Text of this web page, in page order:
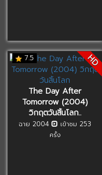
7.5 HD
The Day After
Tomorrow (2004)
วิกฤตวันสิ้นโลก..
ฉาย 2004
เข้าชม 253
ครั้ง